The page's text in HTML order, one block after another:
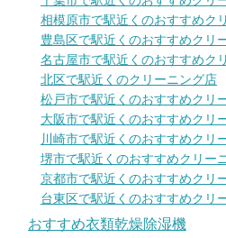
相模原市で駅近くのおすすめク
豊島区で駅近くのおすすめクリ
名古屋市で駅近くのおすすめク
北区で駅近くのクリーニング店
松戸市で駅近くのおすすめクリ
大阪市で駅近くのおすすめクリ
川崎市で駅近くのおすすめクリ
堺市で駅近くのおすすめクリー
京都市で駅近くのおすすめクリ
台東区で駅近くのおすすめクリ
おすすめ衣類乾燥除湿機